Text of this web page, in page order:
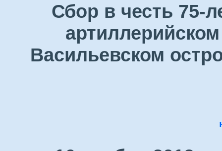
Сбор в честь 75-
Васильевском